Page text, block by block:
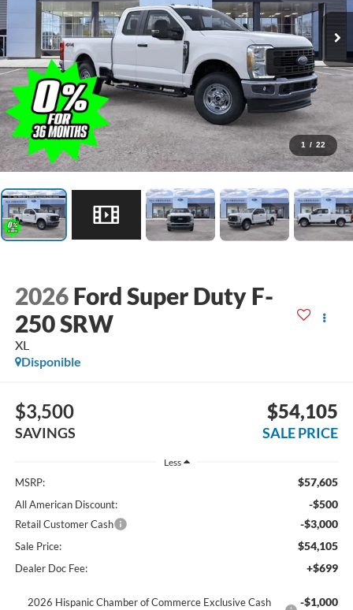
1 / 22
2026 Ford Super Duty F-
250 SRW
XL
Disponible
$3,500
SAVINGS
$54,105
SALE PRICE
Less
MSRP: $57,605
All American Discount: -$500
Retail Customer Cash -$3,000
Sale Price: $54,105
Dealer Doc Fee: +$699
2026 Hispanic Chamber of Commerce Exclusive Cash
-$1,000